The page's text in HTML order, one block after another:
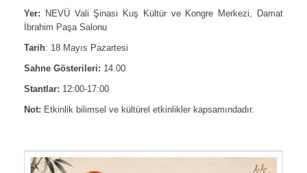
Yer: NEVÜ Vali Şinasi Kuş Kültür ve Kongre Merkezi, Damat
İbrahim Paşa Salonu
Tarih: 18 Mayıs Pazartesi
Sahne Gösterileri: 14.00
Stantlar: 12:00-17:00
Not: Etkinlik bilimsel ve kültürel etkinlikler kapsamındadır.